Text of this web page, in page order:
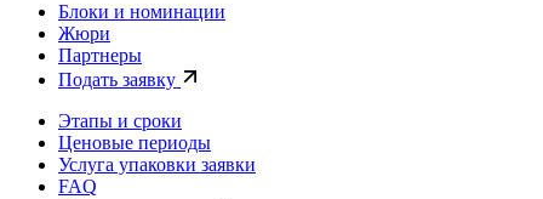
Блоки и номинации
Жюри
Партнеры
Подать заявку
Этапы и сроки
Ценовые периоды
Услуга упаковки заявки
FAQ